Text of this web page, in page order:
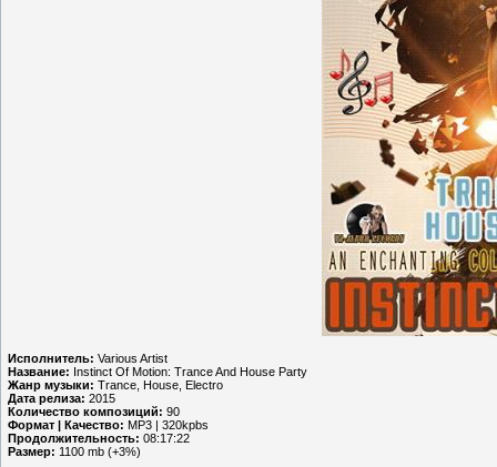
Исполнитель: Various Artist
Название: Instinct Of Motion: Trance And House Party
Жанр музыки: Trance, House, Electro
Дата релиза: 2015
Количество композиций: 90
Формат | Качество: MP3 | 320kpbs
Продолжительность: 08:17:22
Размер: 1100 mb (+3%)